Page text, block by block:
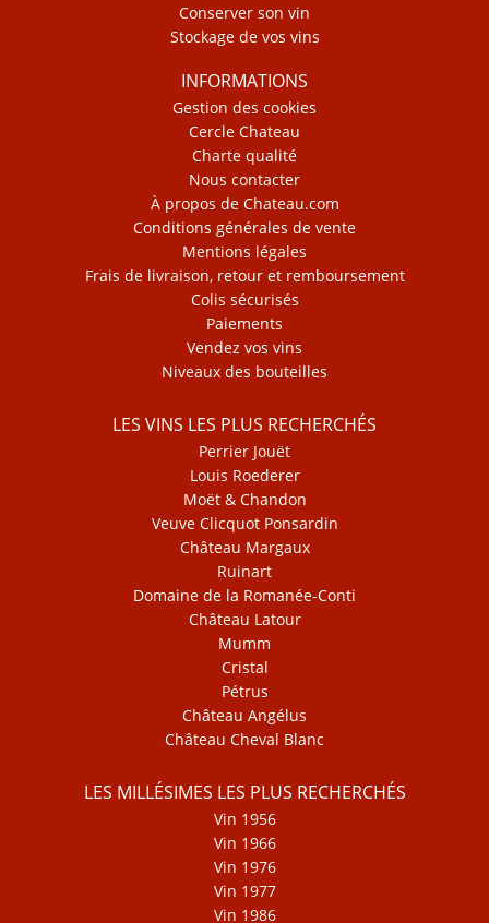
Conserver son vin
Stockage de vos vins
INFORMATIONS
Gestion des cookies
Cercle Chateau
Charte qualité
Nous contacter
À propos de Chateau.com
Conditions générales de vente
Mentions légales
Frais de livraison, retour et remboursement
Colis sécurisés
Paiements
Vendez vos vins
Niveaux des bouteilles
LES VINS LES PLUS RECHERCHÉS
Perrier Jouët
Louis Roederer
Moët & Chandon
Veuve Clicquot Ponsardin
Château Margaux
Ruinart
Domaine de la Romanée-Conti
Château Latour
Mumm
Cristal
Pétrus
Château Angélus
Château Cheval Blanc
LES MILLÉSIMES LES PLUS RECHERCHÉS
Vin 1956
Vin 1966
Vin 1976
Vin 1977
Vin 1986